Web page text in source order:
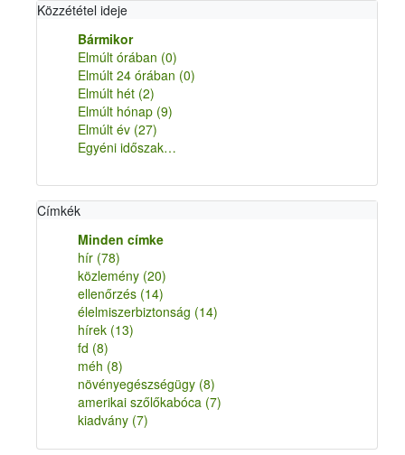
Közzététel ideje
Bármikor
Elmúlt órában (0)
Elmúlt 24 órában (0)
Elmúlt hét (2)
Elmúlt hónap (9)
Elmúlt év (27)
Egyéni időszak…
Címkék
Minden címke
hír (78)
közlemény (20)
ellenőrzés (14)
élelmiszerbiztonság (14)
hírek (13)
fd (8)
méh (8)
növényegészségügy (8)
amerikai szőlőkabóca (7)
kiadvány (7)